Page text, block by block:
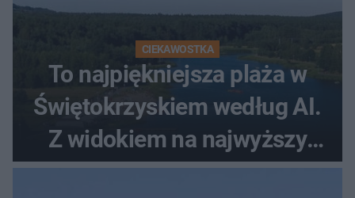
CIEKAWOSTKA
To najpiękniejsza plaża w
Świętokrzyskiem według AI.
Z widokiem na najwyższy
szczyt Gór Świętokrzyskich